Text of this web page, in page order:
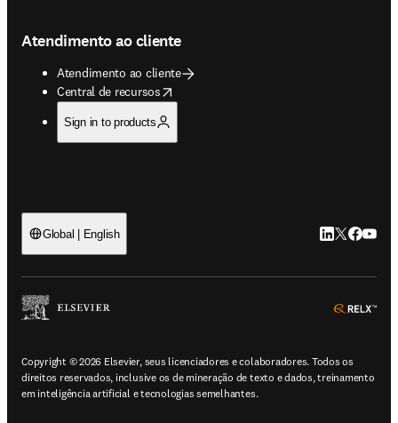
Atendimento ao cliente
Atendimento ao cliente
Central de recursos
opens in new tab/window
Sign in to products
Global | English LinkedIn abre
Twitter
Copyright © 2026 Elsevier, seus licenciadores e colaboradores. Todos os
direitos reservados, inclusive os de mineração de texto e dados, treinamento
em inteligência artificial e tecnologias semelhantes.